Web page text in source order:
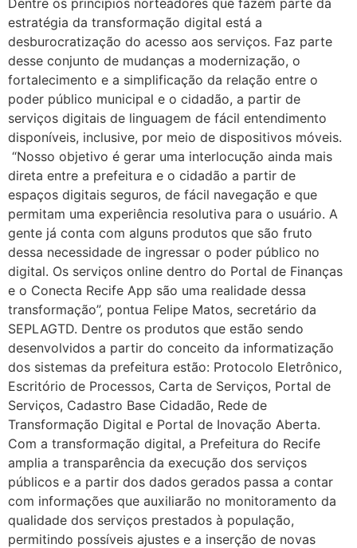
Dentre os princípios norteadores que fazem parte da
estratégia da transformação digital está a
desburocratização do acesso aos serviços. Faz parte
desse conjunto de mudanças a modernização, o
fortalecimento e a simplificação da relação entre o
poder público municipal e o cidadão, a partir de
serviços digitais de linguagem de fácil entendimento
disponíveis, inclusive, por meio de dispositivos móveis.
“Nosso objetivo é gerar uma interlocução ainda mais
direta entre a prefeitura e o cidadão a partir de
espaços digitais seguros, de fácil navegação e que
permitam uma experiência resolutiva para o usuário. A
gente já conta com alguns produtos que são fruto
dessa necessidade de ingressar o poder público no
digital. Os serviços online dentro do Portal de Finanças
e o Conecta Recife App são uma realidade dessa
transformação”, pontua Felipe Matos, secretário da
SEPLAGTD. Dentre os produtos que estão sendo
desenvolvidos a partir do conceito da informatização
dos sistemas da prefeitura estão: Protocolo Eletrônico,
Escritório de Processos, Carta de Serviços, Portal de
Serviços, Cadastro Base Cidadão, Rede de
Transformação Digital e Portal de Inovação Aberta.
Com a transformação digital, a Prefeitura do Recife
amplia a transparência da execução dos serviços
públicos e a partir dos dados gerados passa a contar
com informações que auxiliarão no monitoramento da
qualidade dos serviços prestados à população,
permitindo possíveis ajustes e a inserção de novas